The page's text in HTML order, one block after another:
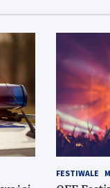
FESTIWALE